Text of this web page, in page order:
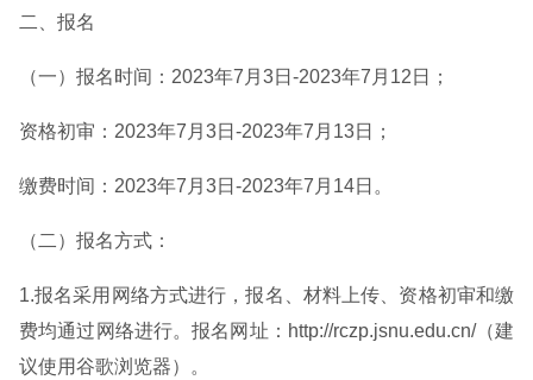
二、报名
（一）报名时间：2023年7月3日-2023年7月12日；
资格初审：2023年7月3日-2023年7月13日；
缴费时间：2023年7月3日-2023年7月14日。
（二）报名方式：
1.报名采用网络方式进行，报名、材料上传、资格初审和缴
费均通过网络进行。报名网址：http://rczp.jsnu.edu.cn/（建
议使用谷歌浏览器）。